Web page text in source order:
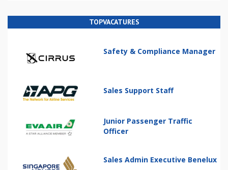
TOPVACATURES
Safety & Compliance Manager
Sales Support Staff
Junior Passenger Traffic
Officer
Sales Admin Executive Benelux